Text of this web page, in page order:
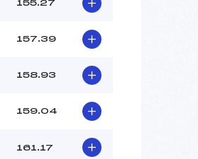
155.27
157.39
158.93
159.04
161.17